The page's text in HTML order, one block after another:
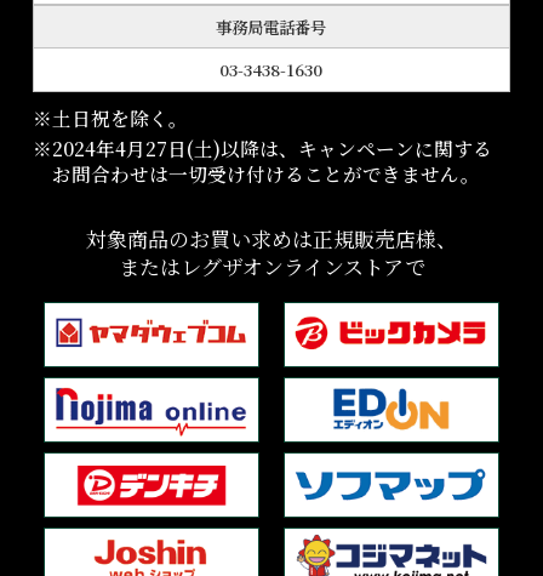
事務局電話番号
03-3438-1630
※土日祝を除く。
※2024年4月27日(土)以降は、キャンペーンに関する
お問合わせは一切受け付けることができません。
対象商品のお買い求めは正規販売店様、
またはレグザオンラインストアで